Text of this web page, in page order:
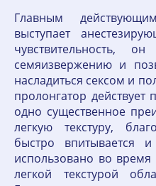
Главным
выступает
чувствительность,
семяизвержению и
насладиться сексом и
пролонгатор
одно существенное
легкую текстуру,
быстро впитывается
использовано во время
легкой текстурой